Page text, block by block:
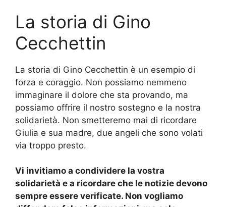
La storia di Gino
Cecchettin
La storia di Gino Cecchettin è un esempio di
forza e coraggio. Non possiamo nemmeno
immaginare il dolore che sta provando, ma
possiamo offrire il nostro sostegno e la nostra
solidarietà. Non smetteremo mai di ricordare
Giulia e sua madre, due angeli che sono volati
via troppo presto.
Vi invitiamo a condividere la vostra
solidarietà e a ricordare che le notizie devono
sempre essere verificate. Non vogliamo